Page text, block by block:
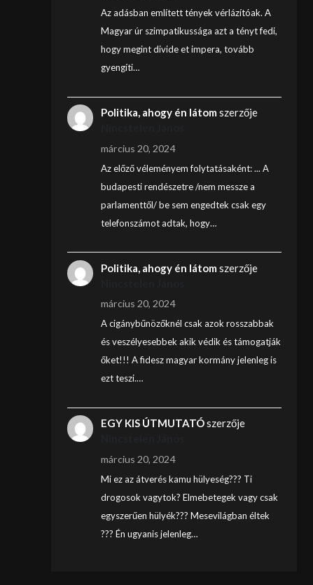
Az adásban említett tények vérlázítóak. A
Magyar úr szimpatikussága azt a tényt fedi,
hogy megint divide et impera, tovább
gyengíti…
Politika, ahogy én látom szerzője
március 20, 2024
Az előző véleményem folytatásaként: ... A
budapesti rendészetre /nem messze a
parlamenttől/ be sem engedtek csak egy
telefonszámot adtak, hogy…
Politika, ahogy én látom szerzője
március 20, 2024
A cigánybűnözőknél csak azok rosszabbak
és veszélyesebbek akik védik és támogatják
őket!!! A fidesz magyar kormány jelenleg is
ezt teszi.…
EGY KIS ÚTMUTATÓszerzője
március 20, 2024
Mi ez az átverés kamu hülyeség??? Ti
drogosok vagytok? Elmebetegek vagy csak
egyszerűen hülyék??? Mesevilágban éltek
??? Én ugyanis jelenleg…